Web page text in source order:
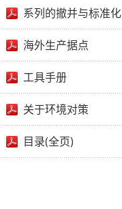
系列的撤并与标准化
海外生产据点
工具手册
关于环境对策
目录(全页)